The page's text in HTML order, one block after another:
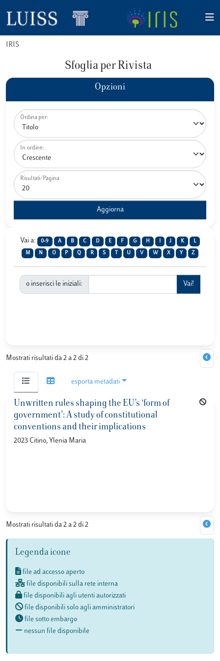
IRIS
Sfoglia per Rivista
Opzioni
Ordina per:
In ordine:
Risultati/Pagina
Vai a: 0-9 A B C D E F G H J K L
M N O P Q R S U V W X Y Z
o inserisci le iniziali:
Mostrati risultati da 2 a 2 di 2
esporta metadati
Unwritten rules shaping the EU’s ‘form of
government’: A study of constitutional
conventions and their implications
2023 Citino, Ylenia Maria
Mostrati risultati da 2 a 2 di 2
Legenda icone
file ad accesso aperto
file disponibili sulla rete interna
file disponibili agli utenti autorizzati
file disponibili solo agli amministratori
file sotto embargo
nessun file disponibile